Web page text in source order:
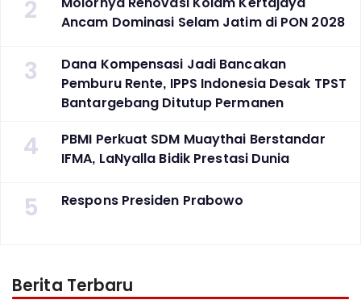
2
Ancam Dominasi Selam Jatim di PON 2028
3
Dana Kompensasi Jadi Bancakan
Pemburu Rente, IPPS Indonesia Desak TPST
Bantargebang Ditutup Permanen
4
PBMI Perkuat SDM Muaythai Berstandar
IFMA, LaNyalla Bidik Prestasi Dunia
5 Respons Presiden Prabowo
Berita Terbaru